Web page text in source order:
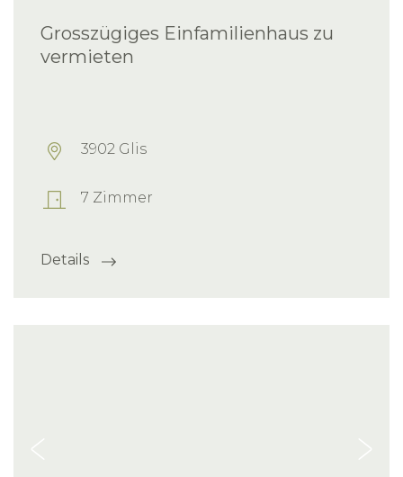
Grosszügiges Einfamilienhaus zu
vermieten
3902 Glis
7 Zimmer
Details